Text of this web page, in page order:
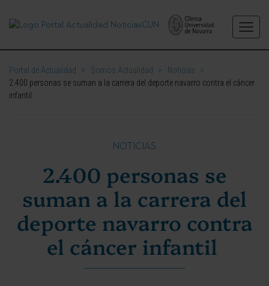
Portal de Actualidad > Somos Actualidad > Noticias
>
2.400 personas se suman a la carrera del deporte navarro contra el cáncer
infantil
NOTICIAS
2.400 personas se
suman a la carrera del
deporte navarro contra
el cáncer infantil